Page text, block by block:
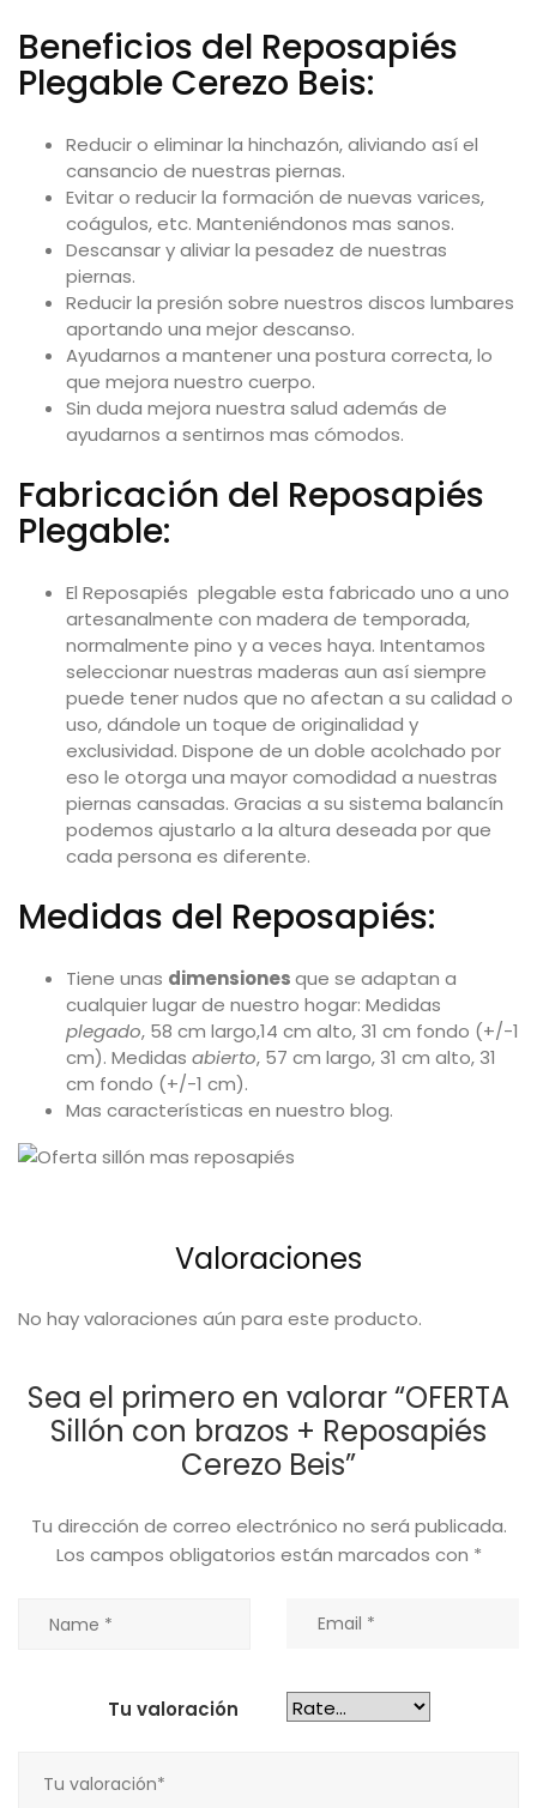
Beneficios del Reposapiés
Plegable Cerezo Beis:
Reducir o eliminar la hinchazón, aliviando así el
cansancio de nuestras piernas.
Evitar o reducir la formación de nuevas varices,
coágulos, etc. Manteniéndonos mas sanos.
Descansar y aliviar la pesadez de nuestras
piernas.
Reducir la presión sobre nuestros discos lumbares
aportando una mejor descanso.
Ayudarnos a mantener una postura correcta, lo
que mejora nuestro cuerpo.
Sin duda mejora nuestra salud además de
ayudarnos a sentirnos mas cómodos.
Fabricación del Reposapiés
Plegable:
El Reposapiés plegable esta fabricado uno a uno
artesanalmente con madera de temporada,
normalmente pino y a veces haya. Intentamos
seleccionar nuestras maderas aun así siempre
puede tener nudos que no afectan a su calidad o
uso, dándole un toque de originalidad y
exclusividad. Dispone de un doble acolchado por
eso le otorga una mayor comodidad a nuestras
piernas cansadas. Gracias a su sistema balancín
podemos ajustarlo a la altura deseada por que
cada persona es diferente.
Medidas del Reposapiés:
Tiene unas dimensionesque se adaptan a
cualquier lugar de nuestro hogar: Medidas
plegado, 58 cm largo,14 cm alto, 31 cm fondo (+/-1
cm). Medidas abierto, 57 cm largo, 31 cm alto, 31
cm fondo (+/-1 cm).
Mas características en nuestro blog.
Valoraciones
No hay valoraciones aún para este producto.
Sea el primero en valorar “OFERTA
Sillón con brazos + Reposapiés
Cerezo Beis”
Tu dirección de correo electrónico no será publicada.
Los campos obligatorios están marcados con *
Tu valoración